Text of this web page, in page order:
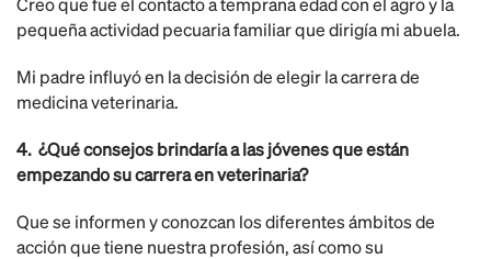
pequeña actividad pecuaria familiar que dirigía mi abuela.
Mi padre influyó en la decisión de elegir la carrera de
medicina veterinaria.
4. ¿Qué consejos brindaría a las jóvenes que están
empezando su carrera en veterinaria?
Que se informen y conozcan los diferentes ámbitos de
acción que tiene nuestra profesión, así como su